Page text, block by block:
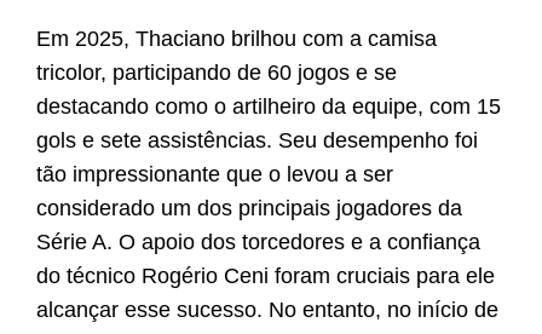
Em 2025, Thaciano brilhou com a camisa
tricolor, participando de 60 jogos e se
destacando como o artilheiro da equipe, com 15
gols e sete assistências. Seu desempenho foi
tão impressionante que o levou a ser
considerado um dos principais jogadores da
Série A. O apoio dos torcedores e a confiança
do técnico Rogério Ceni foram cruciais para ele
alcançar esse sucesso. No entanto, no início de